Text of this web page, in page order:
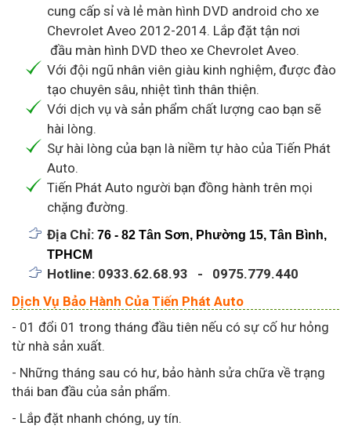
cung cấp sỉ và lẻ màn hình DVD android cho xe
Chevrolet Aveo 2012-2014. Lắp đặt tận nơi
đầu màn hình DVD theo xe Chevrolet Aveo.
Với đội ngũ nhân viên giàu kinh nghiệm, được đào
tạo chuyên sâu, nhiệt tình thân thiện.
Với dịch vụ và sản phẩm chất lượng cao bạn sẽ
hài lòng.
Sự hài lòng của bạn là niềm tự hào của Tiến Phát
Auto.
Tiến Phát Auto người bạn đồng hành trên mọi
chặng đường.
Địa Chỉ: 76 - 82 Tân Sơn, Phường 15, Tân Bình,
TPHCM
Hotline: 0933.62.68.93 - 0975.779.440
Dịch Vụ Bảo Hành Của Tiến Phát Auto
- 01 đổi 01 trong tháng đầu tiên nếu có sự cố hư hỏng
từ nhà sản xuất.
- Những tháng sau có hư, bảo hành sửa chữa về trạng
thái ban đầu của sản phẩm.
- Lắp đặt nhanh chóng, uy tín.